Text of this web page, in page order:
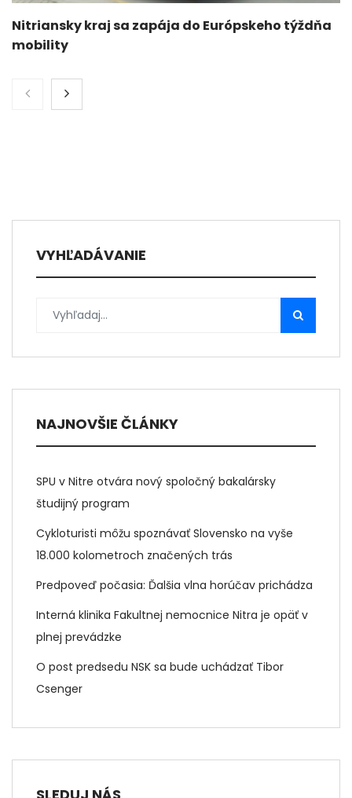
Nitriansky kraj sa zapája do Európskeho týždňa
mobility
VYHĽADÁVANIE
NAJNOVŠIE ČLÁNKY
SPU v Nitre otvára nový spoločný bakalársky
študijný program
Cykloturisti môžu spoznávať Slovensko na vyše
18.000 kolometroch značených trás
Predpoveď počasia: Ďalšia vlna horúčav prichádza
Interná klinika Fakultnej nemocnice Nitra je opäť v
plnej prevádzke
O post predsedu NSK sa bude uchádzať Tibor
Csenger